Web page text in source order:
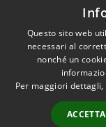
Dichiarazione di
RSS
Accessibilità
Questo sito web
necessari al
nonché un
Per maggiori